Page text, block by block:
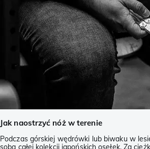
Jak naostrzyć nóż w terenie
Podczas górskiej wędrówki lub biwaku w
sobą całej kolekcji japońskich osełek. Za